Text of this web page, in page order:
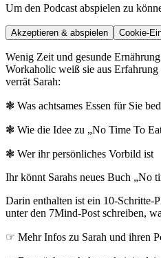
Um den Podcast abspielen zu
Akzeptieren & abspielen Cookie-
Wenig Zeit und gesunde
Workaholic weiß sie aus Erfahrung
verrät Sarah:
❃ Was achtsames Essen für Sie
❃ Wie die Idee zu „No Time To
❃ Wer ihr persönliches Vorbild ist
Ihr könnt Sarahs neues Buch „No
Darin enthalten ist ein 10-Schritte-
unter den 7Mind-Post schreiben,
☞ Mehr Infos zu Sarah und ihren